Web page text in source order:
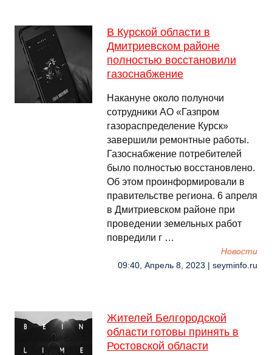
В Курской области в
Дмитриевском районе
полностью восстановили
газоснабжение
Накануне около полуночи
сотрудники АО «Газпром
газораспределение Курск»
завершили ремонтные работы.
Газоснабжение потребителей
было полностью восстановлено.
Об этом проинформировали в
правительстве региона. 6 апреля
в Дмитриевском районе при
проведении земельных работ
повредили г …
Новости
09:40, Апрель 8, 2023 | seyminfo.ru
Жителей Белгородской
области готовы принять в
Ростовской области